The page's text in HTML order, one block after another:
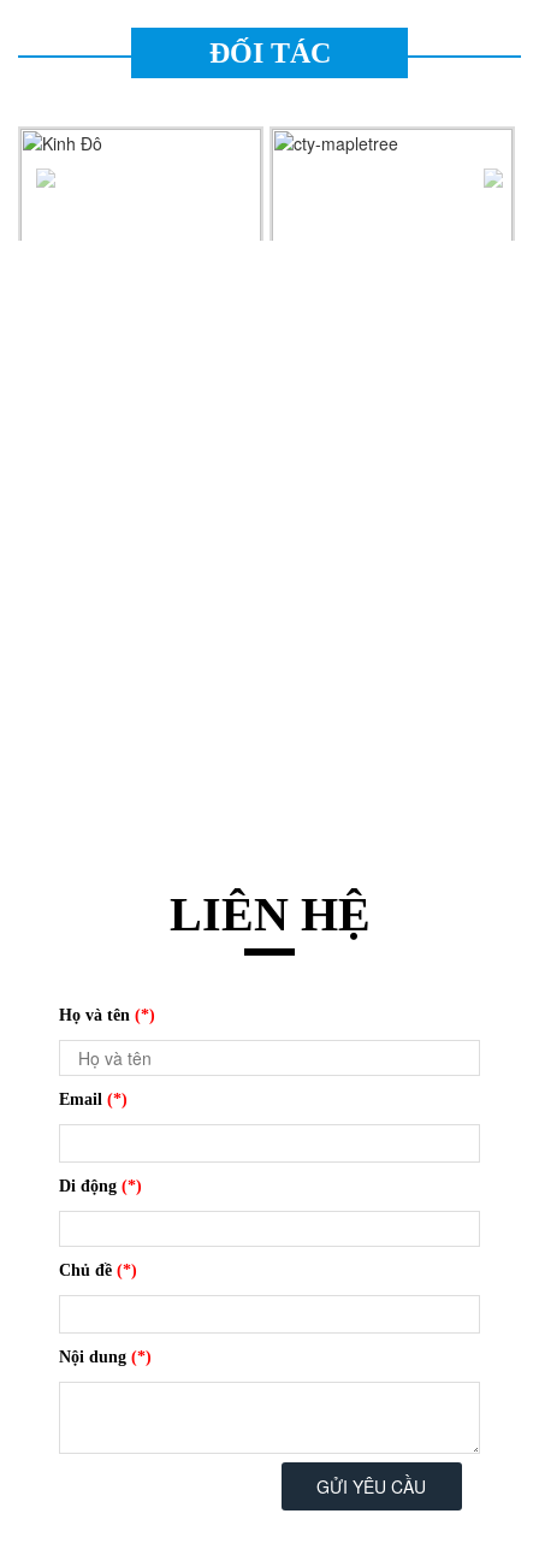
ĐỐI TÁC
LIÊN HỆ
Họ và tên(*)
Email(*)
Di động(*)
Chủ đề(*)
Nội dung(*)
GỬI YÊU CẦU